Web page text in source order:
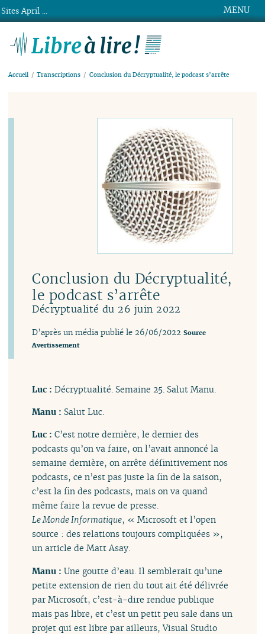
MENU
Accueil Transcriptions Conclusion du Décryptualité, le podcast s’arrête
Conclusion du Décryptualité,
le podcast s’arrête
Décryptualité du 26 juin 2022
D’après un média publié le 26/06/2022 Source
Avertissement
Luc :Décryptualité. Semaine 25. Salut Manu.
Manu : Salut Luc.
Luc :C’est notre dernière, le dernier des
podcasts qu’on va faire, on l’avait annoncé la
semaine dernière, on arrête définitivement nos
podcasts, ce n’est pas juste la fin de la saison,
c’est la fin des podcasts, mais on va quand
même faire la revue de presse.
Le Monde Informatique, « Microsoft et l’open
source : des relations toujours compliquées »,
un article de Matt Asay.
Manu :Une goutte d’eau. Il semblerait qu’une
petite extension de rien du tout ait été délivrée
par Microsoft, c’est-à-dire rendue publique
mais pas libre, et c’est un petit peu sale dans un
projet qui est libre par ailleurs, Visual Studio
Sites April ...